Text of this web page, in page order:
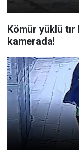
Kömür yüklü tır
kamerada!